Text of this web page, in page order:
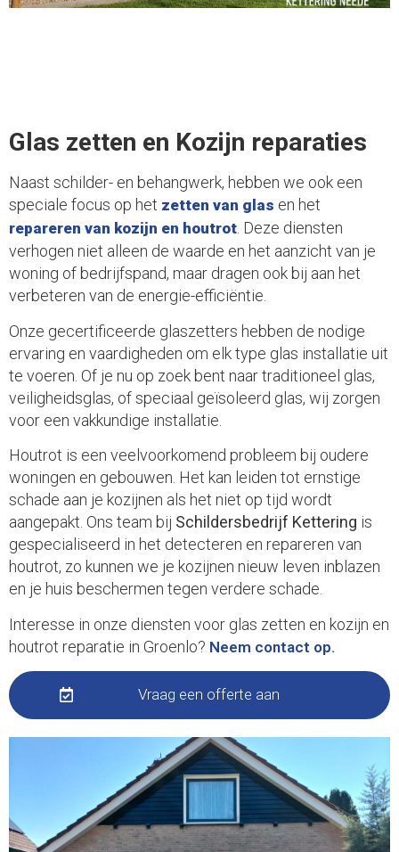
Glas zetten en Kozijn reparaties
Naast schilder- en behangwerk, hebben we ook een
speciale focus op het zetten van glas en het
repareren van kozijn en houtrot. Deze diensten
verhogen niet alleen de waarde en het aanzicht van je
woning of bedrijfspand, maar dragen ook bij aan het
verbeteren van de energie-efficiëntie.
Onze gecertificeerde glaszetters hebben de nodige
ervaring en vaardigheden om elk type glas installatie uit
te voeren. Of je nu op zoek bent naar traditioneel glas,
veiligheidsglas, of speciaal geïsoleerd glas, wij zorgen
voor een vakkundige installatie.
Houtrot is een veelvoorkomend probleem bij oudere
woningen en gebouwen. Het kan leiden tot ernstige
schade aan je kozijnen als het niet op tijd wordt
aangepakt. Ons team bij Schildersbedrijf Kettering is
gespecialiseerd in het detecteren en repareren van
houtrot, zo kunnen we je kozijnen nieuw leven inblazen
en je huis beschermen tegen verdere schade.
Interesse in onze diensten voor glas zetten en kozijn en
houtrot reparatie in Groenlo? Neem contact op.
Vraag een offerte aan